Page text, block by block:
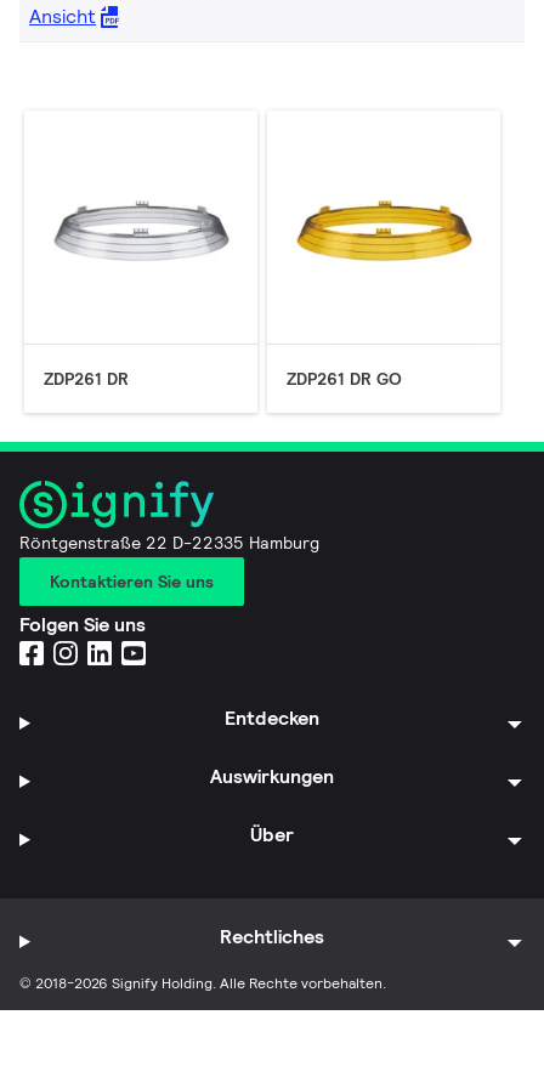
Ansicht
ZDP261 DR ZDP261 DR GO
Röntgenstraße 22 D-22335 Hamburg
Kontaktieren Sie uns
Folgen Sie uns
Entdecken
Auswirkungen
Über
© 2018-2026 Signify Holding. Alle Rechte vorbehalten.
Rechtliches